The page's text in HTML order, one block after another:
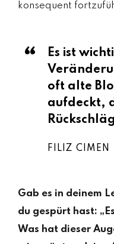
konsequent
Es ist
oft alte
aufdeckt,
FILIZ CIMEN
Gab es in deinem
du gespürt hast:
Was hat dieser